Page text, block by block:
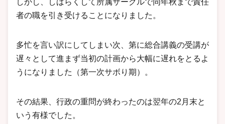
しかし、しばらくして所属サークルで同年秋まで責任
者の職を引き受けることになりました。
多忙を言い訳にしてしまい次、第に総合講義の受講が
遅々として進まず当初の計画から大幅に遅れをとるよ
うになりました（第一次サボり期）。
その結果、行政の重問が終わったのは翌年の2月末と
いう有様でした。